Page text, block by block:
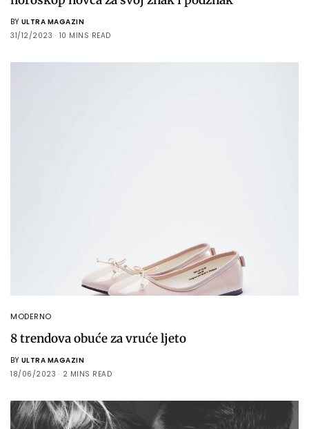
BY ULTRA MAGAZIN
31/12/2023
10 MINS READ
MODERNO
8 trendova obuće za vruće ljeto
BY ULTRA MAGAZIN
18/06/2023
2 MINS READ